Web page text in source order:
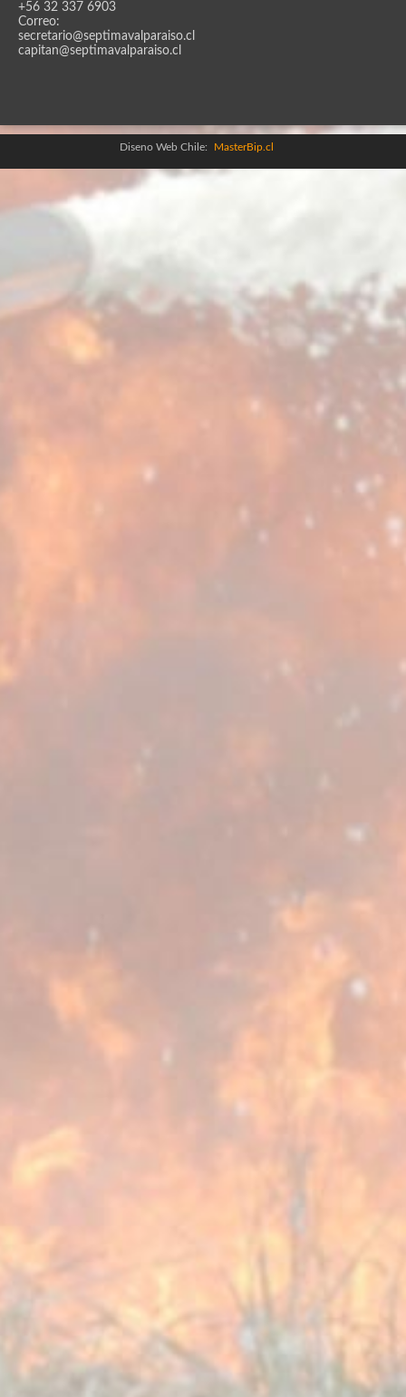
+56 32 337 6903
Correo:
secretario@septimavalparaiso.cl
capitan@septimavalparaiso.cl
Diseno Web Chile: MasterBip.cl